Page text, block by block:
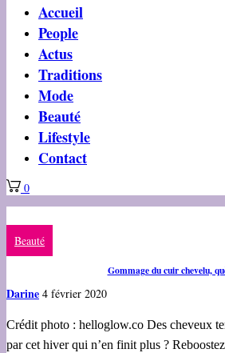
Accueil
People
Actus
Traditions
Mode
Beauté
Lifestyle
Contact
0
Beauté
Gommage du cuir chevelu,
Darine 4 février 2020
Crédit photo : helloglow.co Des cheveux
par cet hiver qui n’en finit plus ?